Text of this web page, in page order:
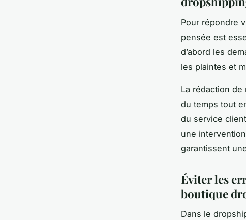
Pour répondre
pensée est
d’abord les
les plaintes et
La rédaction
du temps tout
du service
une
garantissent
Éviter les
boutique
Dans le